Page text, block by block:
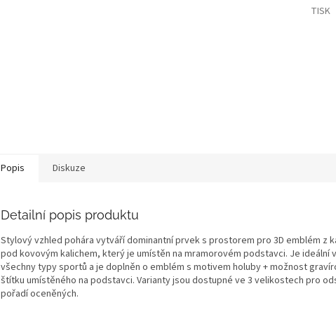
TISK
Popis Diskuze
Detailní popis produktu
Stylový vzhled pohára vytváří dominantní prvek s prostorem pro 3D emblém z
pod kovovým kalichem, který je umístěn na mramorovém podstavci. Je ideální
všechny typy sportů a je doplněn o emblém s motivem holuby + možnost
štítku umístěného na podstavci. Varianty jsou dostupné ve 3 velikostech pro
pořadí oceněných.